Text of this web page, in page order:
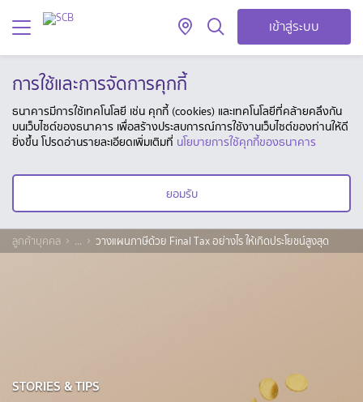
เข้าสู่ระบบ
การใช้และการจัดการคุกกี้
ธนาคารมีการใช้เทคโนโลยี เช่น คุกกี้ (cookies) และเทคโนโลยีที่คล้ายคลึงกัน
บนเว็บไซต์ของธนาคาร เพื่อสร้างประสบการณ์การใช้งานเว็บไซต์ของท่านให้ดี
ยิ่งขึ้น โปรดอ่านรายละเอียดเพิ่มเติมที่ นโยบายการใช้คุกกี้ของธนาคาร
ยอมรับ
ลูกค้าบุคคล ... วางแผนภาษีด้วย Final Tax อย่างไร ให้เกิดประโยชน์สูงสุด
STORIES & TIPS